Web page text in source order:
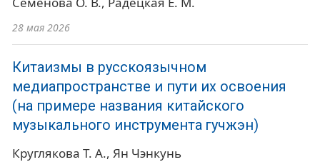
28 мая 2026
Китаизмы в русскоязычном
медиапространстве и пути их освоения
(на примере названия китайского
музыкального инструмента гучжэн)
Круглякова Т. А. Ян Чэнкунь